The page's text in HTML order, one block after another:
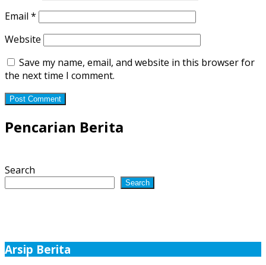
Email *
Website
Save my name, email, and website in this browser for
the next time I comment.
Pencarian Berita
Search
Search
Arsip Berita